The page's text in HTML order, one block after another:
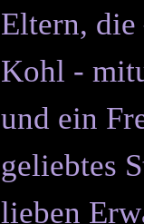
Eltern,
Kohl -
und ein
geliebtes
lieben